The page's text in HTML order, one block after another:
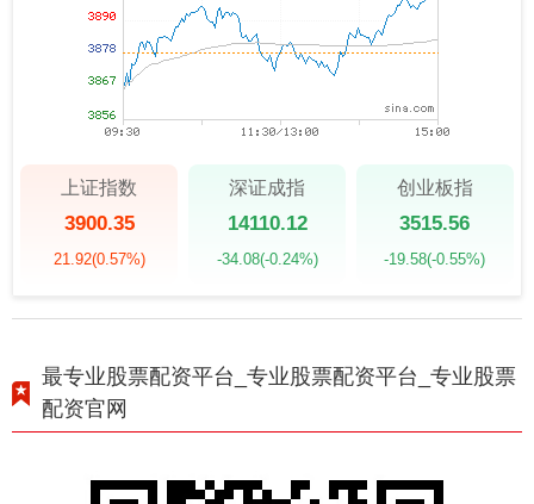
上证指数
3900.35
21.92(0.57%)
深证成指
14110.12
-34.08(-0.24%)
创业板指
3515.56
-19.58(-0.55%)
最专业股票配资平台_专业股票配资平台_专业股票
配资官网